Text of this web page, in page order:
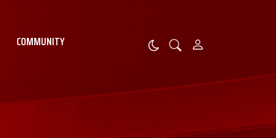
COMMUNITY